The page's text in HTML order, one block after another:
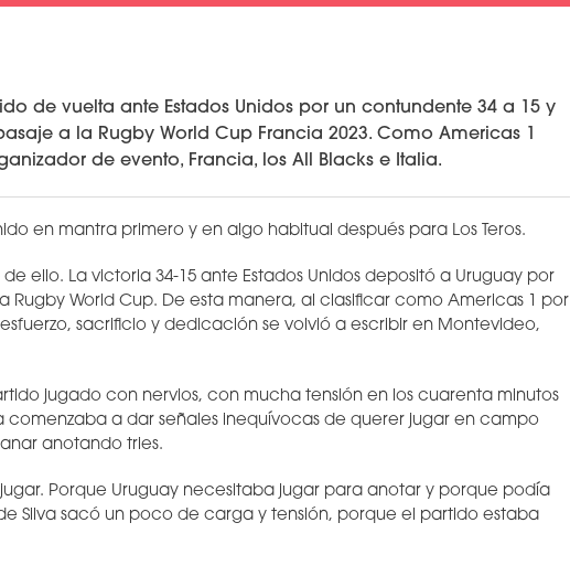
de vuelta ante Estados Unidos por un contundente 34 a 15 y
a la Rugby World Cup Francia 2023. Como Americas 1
de evento, Francia, los All Blacks e Italia.
en mantra primero y en algo habitual después para Los Teros.
ello. La victoria 34-15 ante Estados Unidos depositó a Uruguay por
Rugby World Cup. De esta manera, al clasificar como Americas 1 por
sacrificio y dedicación se volvió a escribir en Montevideo,
jugado con nervios, con mucha tensión en los cuarenta minutos
comenzaba a dar señales inequívocas de querer jugar en campo
anotando tries.
Porque Uruguay necesitaba jugar para anotar y porque podía
Silva sacó un poco de carga y tensión, porque el partido estaba